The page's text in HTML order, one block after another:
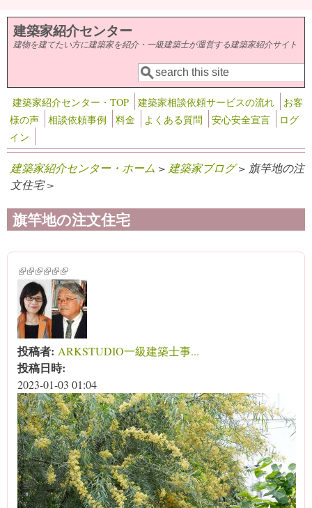
メインコンテンツに移動
建築家紹介センター
建物を建てたい方に建築家を紹介・一級建築士が運営する建築家紹介サイト
検索フォーム
検索
建築家紹介センター・TOP 建築家相談依頼サービスの流れ
お客
様の声
相談依頼事例 料金 よくある質問 安心安全宣言
ログ
イン
建築家紹介センター・ホーム > 建築家ブログ> 旗竿地の注
文住宅 >
旗竿地の注文住宅
(link is external)
(link is external)
(link is external)
(link is external)
(link is external)
(link is external)
投稿者: ARKSTUDIO一級建築士事...
投稿日時:
2023-01-03 01:04